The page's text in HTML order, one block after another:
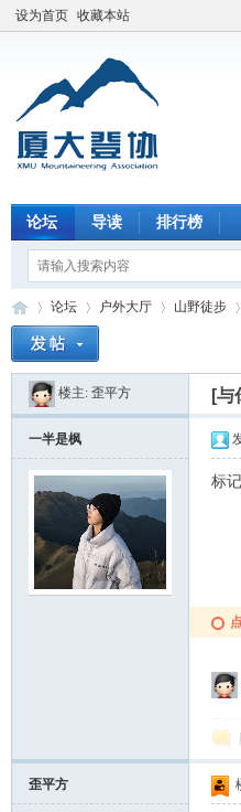
设为首页 收藏本站
论坛 导读 排行榜
»
论坛
›
户外大厅 山野徒步
›
楼主: 歪平方 [与
一半是枫
标
歪平方